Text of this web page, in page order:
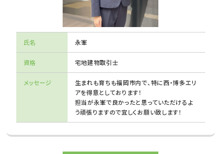
氏名 永峯
資格 宅地建物取引士
メッセージ
生まれも育ちも福岡市内で、特に西・博多エリ
アを得意としております！
担当が永峯で良かったと思っていただけるよ
う頑張りますので宜しくお願い致します！